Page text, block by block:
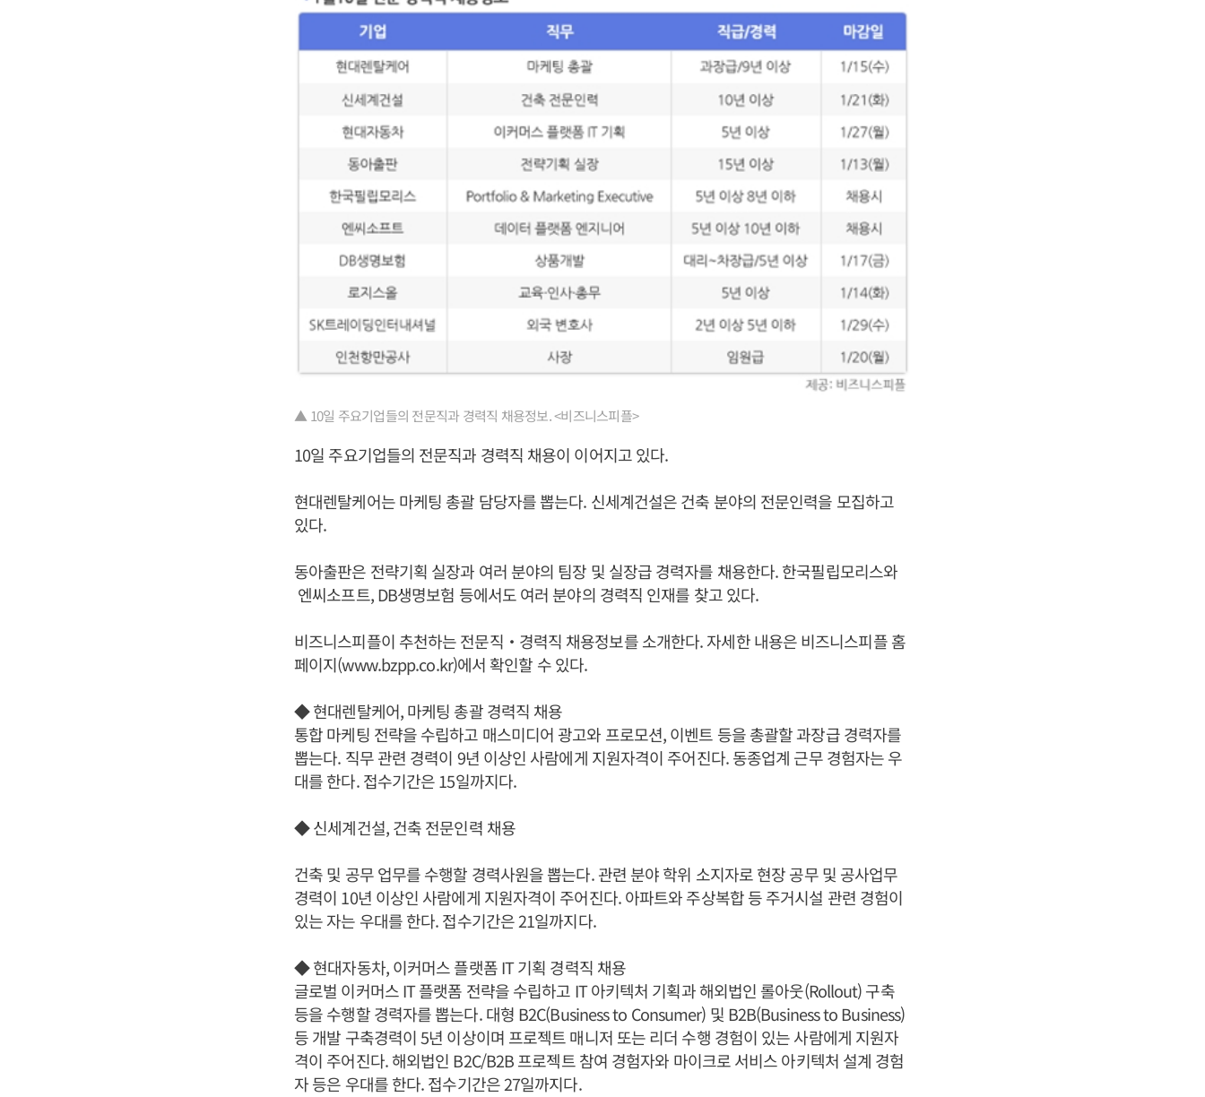
▲ 10일 주요기업들의 전문직과 경력직 채용정보. <비즈니스피플>
10일 주요기업들의 전문직과 경력직 채용이 이어지고 있다.
현대렌탈케어는 마케팅 총괄 담당자를 뽑는다. 신세계건설은 건축 분야의 전문인력을 모집하고
있다.
동아출판은 전략기획 실장과 여러 분야의 팀장 및 실장급 경력자를 채용한다. 한국필립모리스와
엔씨소프트, DB생명보험 등에서도 여러 분야의 경력직 인재를 찾고 있다.
비즈니스피플이 추천하는 전문직‧경력직 채용정보를 소개한다. 자세한 내용은 비즈니스피플 홈
페이지(www.bzpp.co.kr)에서 확인할 수 있다.
◆ 현대렌탈케어, 마케팅 총괄 경력직 채용
통합 마케팅 전략을 수립하고 매스미디어 광고와 프로모션, 이벤트 등을 총괄할 과장급 경력자를
뽑는다. 직무 관련 경력이 9년 이상인 사람에게 지원자격이 주어진다. 동종업계 근무 경험자는 우
대를 한다. 접수기간은 15일까지다.
◆ 신세계건설, 건축 전문인력 채용
건축 및 공무 업무를 수행할 경력사원을 뽑는다. 관련 분야 학위 소지자로 현장 공무 및 공사업무
경력이 10년 이상인 사람에게 지원자격이 주어진다. 아파트와 주상복합 등 주거시설 관련 경험이
있는 자는 우대를 한다. 접수기간은 21일까지다.
◆ 현대자동차, 이커머스 플랫폼 IT 기획 경력직 채용
글로벌 이커머스 IT 플랫폼 전략을 수립하고 IT 아키텍처 기획과 해외법인 롤아웃(Rollout) 구축
등을 수행할 경력자를 뽑는다. 대형 B2C(Business to Consumer) 및 B2B(Business to Business)
등 개발 구축경력이 5년 이상이며 프로젝트 매니저 또는 리더 수행 경험이 있는 사람에게 지원자
격이 주어진다. 해외법인 B2C/B2B 프로젝트 참여 경험자와 마이크로 서비스 아키텍처 설계 경험
자 등은 우대를 한다. 접수기간은 27일까지다.